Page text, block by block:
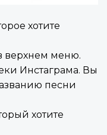
хотите
верхнем меню.
Инстаграма. Вы
песни
хотите